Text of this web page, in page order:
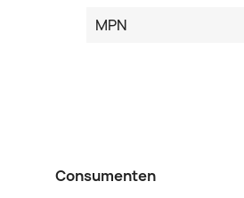
MPN
Consumenten